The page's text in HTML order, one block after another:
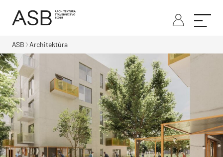
ASB Architektúra